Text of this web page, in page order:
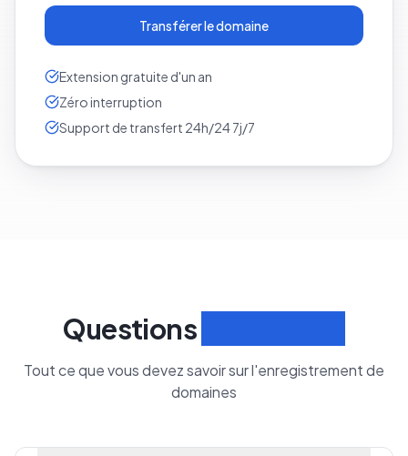
Transférer le domaine
Extension gratuite d'un an
Zéro interruption
Support de transfert 24h/24 7j/7
Questions
Tout ce que vous devez savoir sur l'enregistrement de
domaines